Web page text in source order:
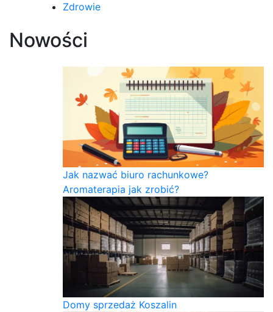
Zdrowie
Nowości
Jak nazwać biuro rachunkowe?
Aromaterapia jak zrobić?
Domy sprzedaż Koszalin